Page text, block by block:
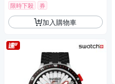
限時下殺
券
加入購物車